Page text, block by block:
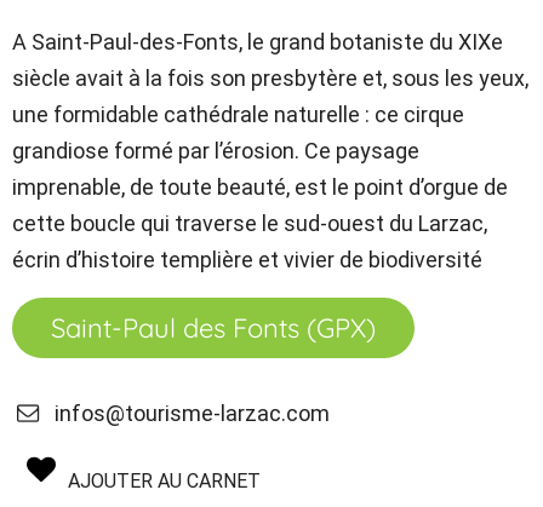
A Saint-Paul-des-Fonts, le grand botaniste du XIXe
siècle avait à la fois son presbytère et, sous les yeux,
une formidable cathédrale naturelle : ce cirque
grandiose formé par l’érosion. Ce paysage
imprenable, de toute beauté, est le point d’orgue de
cette boucle qui traverse le sud-ouest du Larzac,
écrin d’histoire templière et vivier de biodiversité
Saint-Paul des Fonts (GPX)
infos@tourisme-larzac.com
AJOUTER AU CARNET